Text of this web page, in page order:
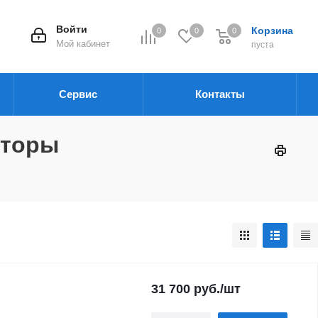
0 0 Корзина
пуста
0
Войти
Мой кабинет
Сервис Контакты
31 700 руб./шт